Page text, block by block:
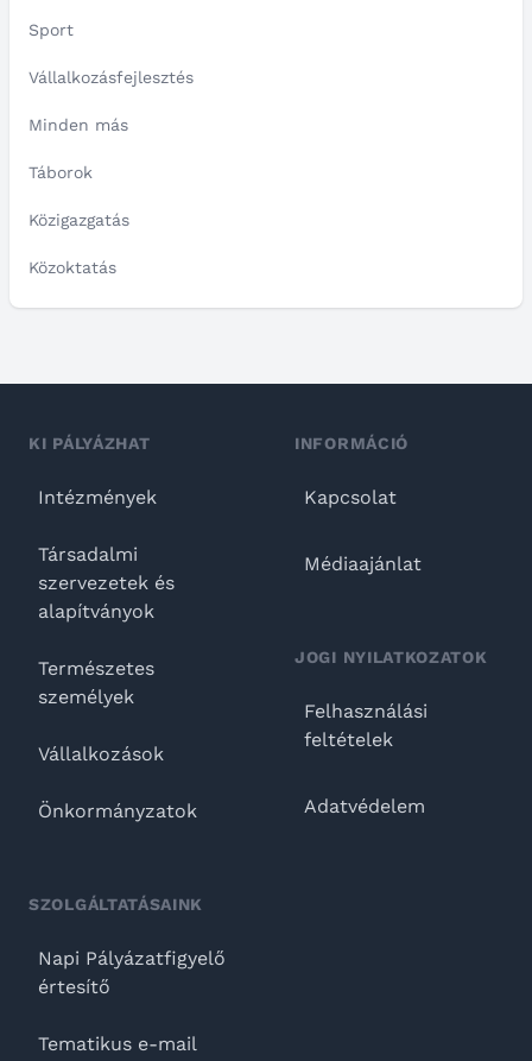
Sport
Vállalkozásfejlesztés
Minden más
Táborok
Közigazgatás
Közoktatás
KI PÁLYÁZHAT
Intézmények
Társadalmi
szervezetek és
alapítványok
Természetes
személyek
Vállalkozások
Önkormányzatok
SZOLGÁLTATÁSAINK
Napi Pályázatfigyelő
értesítő
Tematikus e-mail
INFORMÁCIÓ
Kapcsolat
Médiaajánlat
JOGI NYILATKOZATOK
Felhasználási
feltételek
Adatvédelem